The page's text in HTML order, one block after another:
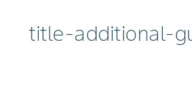
title-additional-